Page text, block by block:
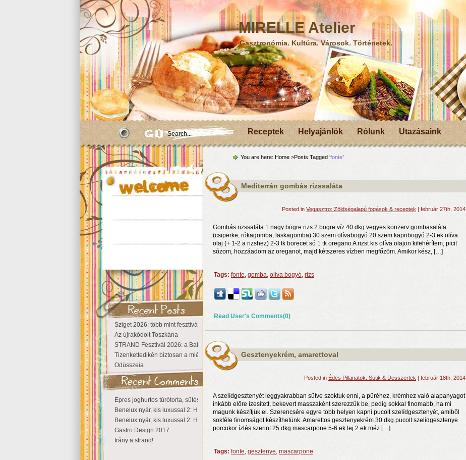
MIRELLE Atelier
Gasztronómia. Kultúra. Városok. Történetek.
Receptek Helyajánlók Rólunk Utazásaink
Sziget 2026: több mint fesztivál, egy városnyi élmény
Az újrakódolt Toszkána
STRAND Fesztivál 2026: a Balaton partján a nyár még tart!
Tizenkettedikén biztosan a miénk a Sziget!
Odüsszeia
Epres joghurtos túrótorta, sütés nélkül
Benelux nyár, kis luxussal 2: Hollandia
Benelux nyár, kis luxussal 2: Hollandia
Gastro Design 2017
Irány a strand!
You are here: Home >Posts Tagged ‘fonte’
Mediterrán gombás rizssaláta
Posted in Vegasztro: Zöldségalapú fogások & receptek | február 27th, 2014
Gombás rizssaláta 1 nagy bögre rizs 2 bögre víz 40 dkg vegyes konzerv gombasaláta
(csiperke, rókagomba, laskagomba) 30 szem olívabogyó 20 szem kapribogyó 2-3 ek olíva
olaj (+ 1-2 a rizshez) 2-3 tk borecet só 1 tk oregano A rizst kis olíva olajon kifehérítem, picit
sózom, hozzáadom az oreganot, majd kétszeres vízben megfőzöm. Amikor kész, […]
Tags: fonte, gomba, olíva bogyó, rizs
Read User's Comments(0)
Gesztenyekrém, amarettoval
Posted in Édes Pillanatok: Sütik & Desszertek | február 18th, 2014
A szelídgesztenyét leggyakrabban sütve szoktuk enni, a püréhez, krémhez való alapanyagot
inkább előre ízesített, bekevert masszaként szerezzük be, pedig sokkal finomabb, ha mi
magunk készítjük el. Szerencsére egyre több helyen kapni pucolt szelídgesztenyét, amiből
sokféle finomságot készíthetünk. Amarettos gesztenyekrém 30 dkg pucolt szelídgesztenye
porcukor ízlés szerint 25 dkg mascarpone 5-6 ek tej 2 ek méz […]
Tags: fonte, gesztenye, mascarpone